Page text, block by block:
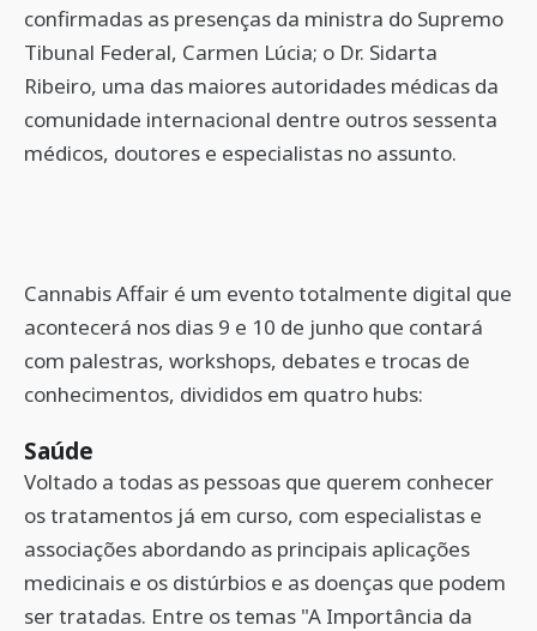
confirmadas as presenças da ministra do Supremo
Tibunal Federal, Carmen Lúcia; o Dr. Sidarta
Ribeiro, uma das maiores autoridades médicas da
comunidade internacional dentre outros sessenta
médicos, doutores e especialistas no assunto.
Cannabis Affair é um evento totalmente digital que
acontecerá nos dias 9 e 10 de junho que contará
com palestras, workshops, debates e trocas de
conhecimentos, divididos em quatro hubs:
Saúde
Voltado a todas as pessoas que querem conhecer
os tratamentos já em curso, com especialistas e
associações abordando as principais aplicações
medicinais e os distúrbios e as doenças que podem
ser tratadas. Entre os temas "A Importância da